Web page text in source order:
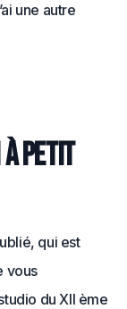
une autre
à petit
qui est
vous
du XII ème